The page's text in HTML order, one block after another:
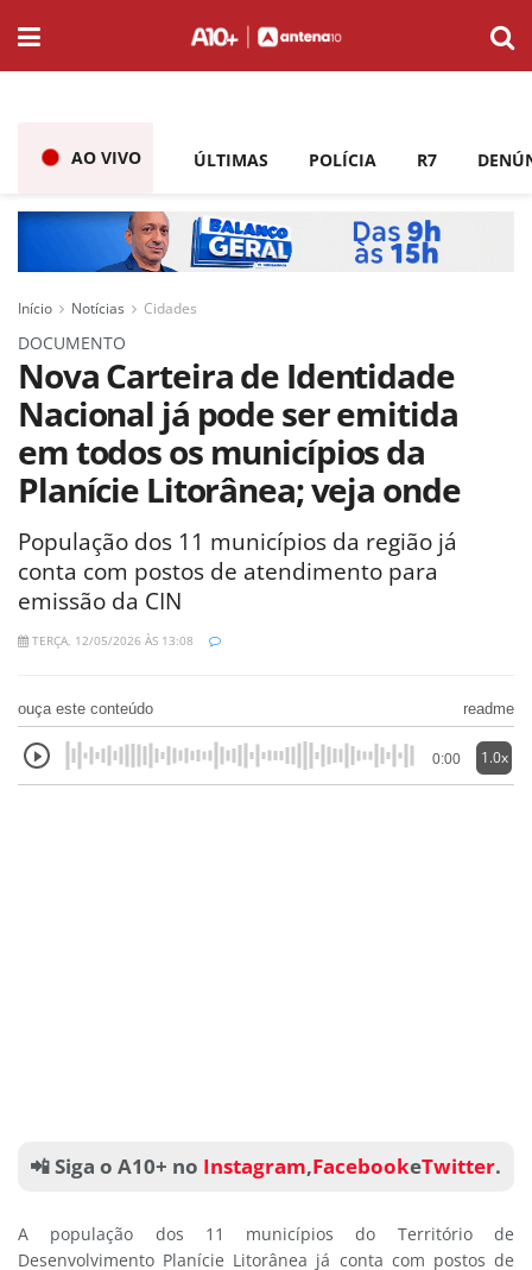
AO VIVO ÚLTIMAS POLÍCIA R7
Início Notícias Cidades
DOCUMENTO
Nova Carteira de Identidade
Nacional já pode ser emitida
em todos os municípios da
Planície Litorânea; veja onde
População dos 11 municípios da região já
conta com postos de atendimento para
emissão da CIN
TERÇA, 12/05/2026 ÀS 13:08
ouça este conteúdo readme
0:00 1.0x
📲 Siga o A10+ no Instagram,FacebookeTwitter.
A população dos 11 municípios do Território de
Desenvolvimento Planície Litorânea já conta com postos de